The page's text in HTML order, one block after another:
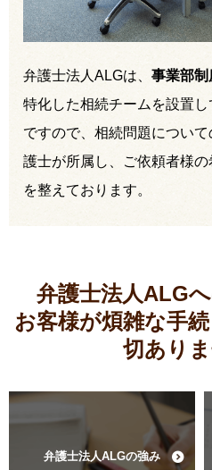
弁護士法人ALGは、 事業部制
特化した相続チームを設置し
ですので、相続問題につい
護士が所属し、ご依頼者様
を整えております。
弁護士法人ALGへ
お客様が煩雑な手
切ありま
弁護士法人ALGの強み